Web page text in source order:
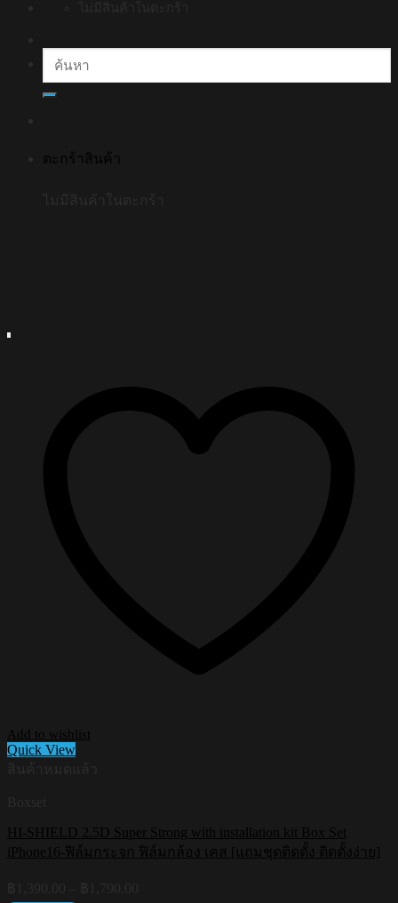
ค้นหา:
ตะกร้าสินค้า
Add to wishlist
Quick View
HI-SHIELD 2.5D Super Strong with installation kit Box Set
iPhone16-ฟิล์มกระจก ฟิล์มกล้อง เคส [แถมชุดติดตั้ง ติดตั้งง่าย]